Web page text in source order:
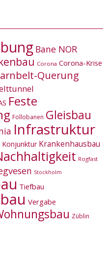
Bane NOR
Corona Corona-Krise
Querung
Feste
Follobanen Gleisbau
Infrastruktur
Konjunktur Krankenhausbau
Rogfast
Stockholm
Tiefbau
Vergabe
Züblin